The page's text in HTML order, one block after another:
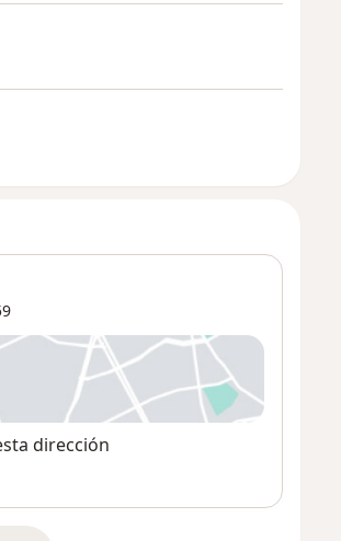
en una nueva pestaña
dirección